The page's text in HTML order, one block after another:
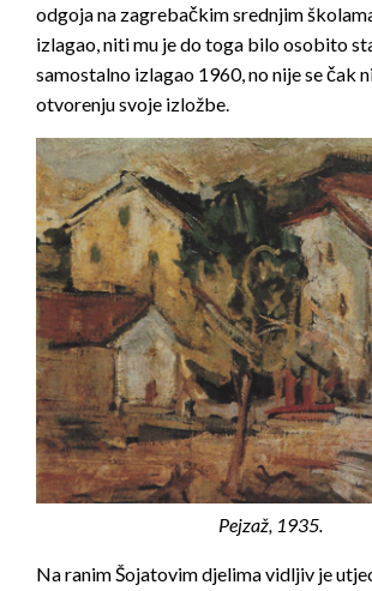
odgoja na zagrebačkim srednjim
izlagao, niti mu je do toga bilo osobito
samostalno izlagao 1960, no nije se čak
otvorenju svoje izložbe.
Pejzaž, 1935.
Na ranim Šojatovim djelima vidljiv je